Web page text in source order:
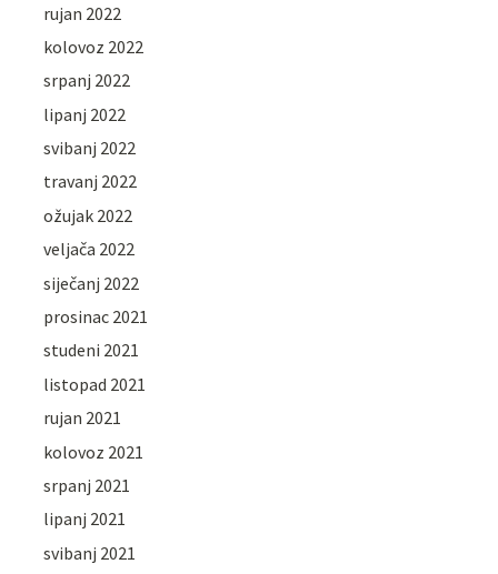
rujan 2022
kolovoz 2022
srpanj 2022
lipanj 2022
svibanj 2022
travanj 2022
ožujak 2022
veljača 2022
siječanj 2022
prosinac 2021
studeni 2021
listopad 2021
rujan 2021
kolovoz 2021
srpanj 2021
lipanj 2021
svibanj 2021